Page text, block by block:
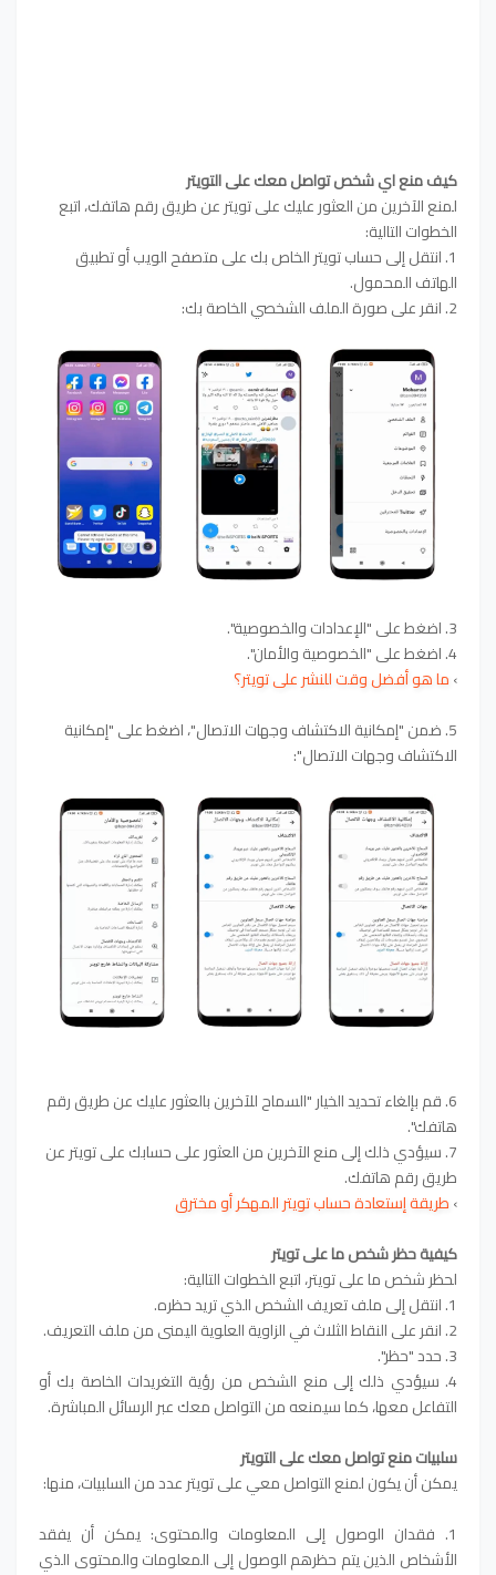
كيف منع اي شخص تواصل معك على التويتر
لمنع الآخرين من العثور عليك على تويتر عن طريق رقم هاتفك، اتبع
الخطوات التالية:
1. انتقل إلى حساب تويتر الخاص بك على متصفح الويب أو تطبيق
الهاتف المحمول.
2. انقر على صورة الملف الشخصي الخاصة بك:
3. اضغط على "الإعدادات والخصوصية".
4. اضغط على "الخصوصية والأمان".
›ما هو أفضل وقت للنشر على تويتر؟
5. ضمن "إمكانية الاكتشاف وجهات الاتصال"، اضغط على "إمكانية
الاكتشاف وجهات الاتصال":
6. قم بإلغاء تحديد الخيار "السماح للآخرين بالعثور عليك عن طريق رقم
هاتفك".
7. سيؤدي ذلك إلى منع الآخرين من العثور على حسابك على تويتر عن
طريق رقم هاتفك.
›طريقة إستعادة حساب تويتر المهكر أو مخترق
كيفية حظر شخص ما على تويتر
لحظر شخص ما على تويتر، اتبع الخطوات التالية:
1. انتقل إلى ملف تعريف الشخص الذي تريد حظره.
2. انقر على النقاط الثلاث في الزاوية العلوية اليمنى من ملف التعريف.
3. حدد "حظر".
4. سيؤدي ذلك إلى منع الشخص من رؤية التغريدات الخاصة بك أو
التفاعل معها، كما سيمنعه من التواصل معك عبر الرسائل المباشرة.
سلبيات منع تواصل معك على التويتر
يمكن أن يكون لمنع التواصل معي على تويتر عدد من السلبيات، منها:
1. فقدان الوصول إلى المعلومات والمحتوى: يمكن أن يفقد
الأشخاص الذين يتم حظرهم الوصول إلى المعلومات والمحتوى الذي